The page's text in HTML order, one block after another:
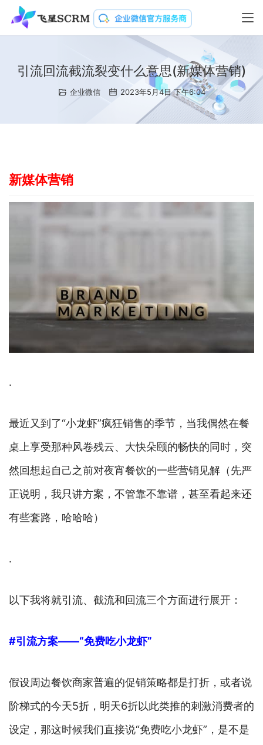
引流回流截流裂变什么意思(新媒体营销)
企业微信 2023年5月4日 下午6:04
新媒体营销
.
最近又到了“小龙虾”疯狂销售的季节，当我偶然在餐
桌上享受那种风卷残云、大快朵颐的畅快的同时，突
然回想起自己之前对夜宵餐饮的一些营销见解（先严
正说明，我只讲方案，不管靠不靠谱，甚至看起来还
有些套路，哈哈哈）
.
以下我将就引流、截流和回流三个方面进行展开：
#引流方案——“免费吃小龙虾”
假设周边餐饮商家普遍的促销策略都是打折，或者说
阶梯式的今天5折，明天6折以此类推的刺激消费者的
设定，那这时候我们直接说“免费吃小龙虾”，是不是